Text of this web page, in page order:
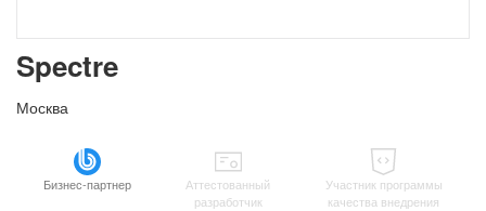
Spectre
Москва
Бизнес-партнер
Аттестованный
разработчик
Участник программы
качества внедрения